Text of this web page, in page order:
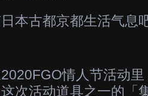
本古都京都生活气息
情人节活动
次活动道具之一的「